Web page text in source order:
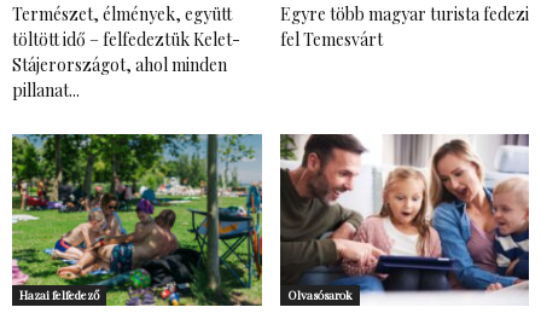
Természet, élmények, együtt
töltött idő – felfedeztük Kelet-
Stájerországot, ahol minden
pillanat...
Egyre több magyar turista fedezi
fel Temesvárt
Hazai felfedező Olvasósarok